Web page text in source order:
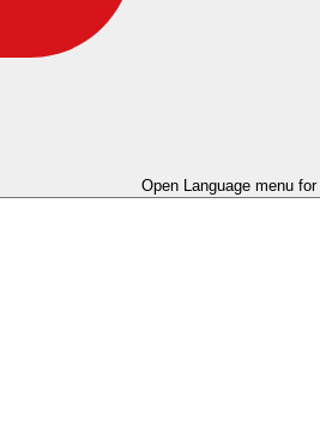
Open Language menu for